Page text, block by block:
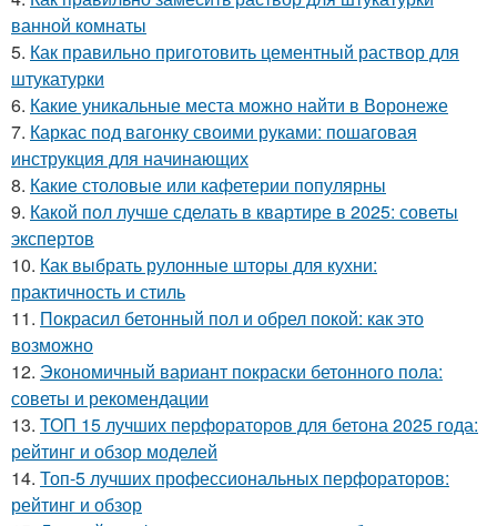
ванной комнаты
5. Как правильно приготовить цементный раствор для
штукатурки
6. Какие уникальные места можно найти в Воронеже
7. Каркас под вагонку своими руками: пошаговая
инструкция для начинающих
8. Какие столовые или кафетерии популярны
9. Какой пол лучше сделать в квартире в 2025: советы
экспертов
10. Как выбрать рулонные шторы для кухни:
практичность и стиль
11. Покрасил бетонный пол и обрел покой: как это
возможно
12. Экономичный вариант покраски бетонного пола:
советы и рекомендации
13. ТОП 15 лучших перфораторов для бетона 2025 года:
рейтинг и обзор моделей
14. Топ-5 лучших профессиональных перфораторов:
рейтинг и обзор